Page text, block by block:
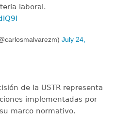
laboral.
July 24,
de la USTR representa
implementadas por
marco normativo.